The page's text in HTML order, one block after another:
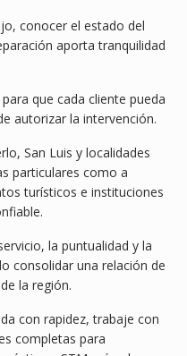
conocer el estado del
aporta tranquilidad
que cada cliente pueda
autorizar la intervención.
San Luis y localidades
particulares como a
turísticos e instituciones
la puntualidad y la
consolidar una relación de
la región.
con rapidez, trabaje con
completas para